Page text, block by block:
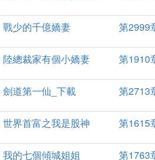
孩子一心搞事業，成了種植
師，藥劑大師，古文大師，
天薑絲嘔吐不止，肚裡懷崽
資訊通過光腦進了生育庫，
於有崽了，薑絲瞬間成了真
的星際團寵。。
戰少的千億嬌妻 第2999
陸總裁家有個小嬌妻 第1910
劍道第一仙_下載 第2713
世界首富之我是股神 第1615
我的七個傾城姐姐 第1763